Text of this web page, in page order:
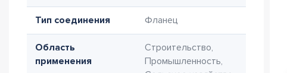
Тип соединения Фланец
Область
применения
Строительство,
Промышленность,